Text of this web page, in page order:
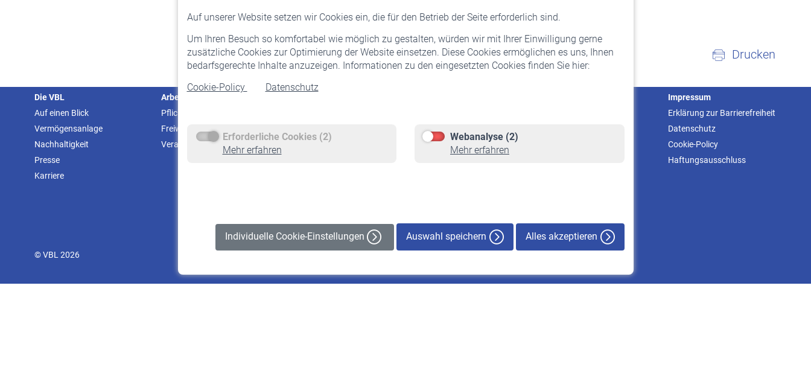
Auf unserer Website setzen wir Cookies ein, die für den Betrieb der Seite erforderlich sind.
Um Ihren Besuch so komfortabel wie möglich zu gestalten, würden wir mit Ihrer Einwilligung gerne
zusätzliche Cookies zur Optimierung der Website einsetzen. Diese Cookies ermöglichen es uns, Ihnen
bedarfsgerechte Inhalte anzuzeigen. Informationen zu den eingesetzten Cookies finden Sie hier:
Cookie-Policy
Datenschutz
Erforderliche Cookies (2)
Mehr erfahren
Webanalyse (2)
Mehr erfahren
Individuelle Cookie-Einstellungen Auswahl speichern Alles akzeptieren
Drucken
Die VBL
Auf einen Blick
Vermögensanlage
Nachhaltigkeit
Presse
Karriere
Arbeitgeber
Pflichtversicherung
Freiwillige Versicherung
Veranstaltungen
Staatliche Förderung
Rente beantragen
Rentenauszahlung
Impressum
Erklärung zur Barrierefreiheit
Datenschutz
Cookie-Policy
Haftungsausschluss
© VBL 2026